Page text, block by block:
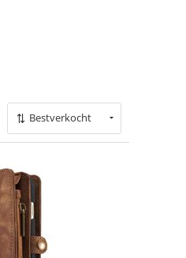
Bestverkocht